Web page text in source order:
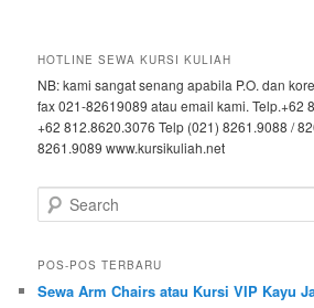
HOTLINE SEWA KURSI KULIAH
NB: kami sangat senang apabila P.O. dan
fax 021-82619089 atau email kami. Telp.+62
+62 812.8620.3076 Telp (021) 8261.9088 /
8261.9089 www.kursikuliah.net
Search
POS-POS TERBARU
Sewa Arm Chairs atau Kursi VIP Kayu